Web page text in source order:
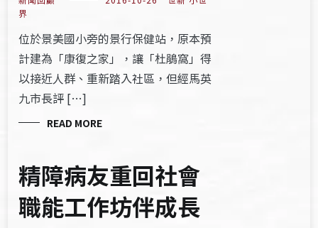
界
位於景美國小旁的景行保健站，原本預
計建為「康復之家」，讓「杜鵑窩」得
以接近人群、重新踏入社區，但經馬英
九市長評 […]
READ MORE
精障病友重回社會
職能工作坊伴成長